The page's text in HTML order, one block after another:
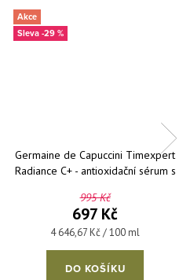
Akce
-29 %
Germaine de Capuccini Timexpert
Radiance C+ - antioxidační sérum s
995 Kč
697 Kč
Měrná cena:
4 646,67 Kč / 100 ml
DO KOŠÍKU